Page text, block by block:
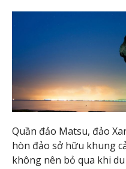
Quần đảo Matsu, đảo
hòn đảo sở hữu khung
không nên bỏ qua khi